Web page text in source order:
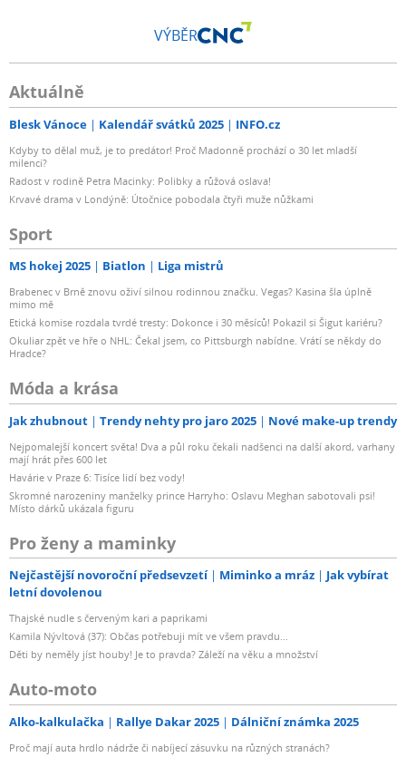
VÝBĚR
Aktuálně
Blesk Vánoce Kalendář svátků 2025 INFO.cz
Kdyby to dělal muž, je to predátor! Proč Madonně prochází o 30 let mladší
milenci?
Radost v rodině Petra Macinky: Polibky a růžová oslava!
Krvavé drama v Londýně: Útočnice pobodala čtyři muže nůžkami
Sport
MS hokej 2025 Biatlon Liga mistrů
Brabenec v Brně znovu oživí silnou rodinnou značku. Vegas? Kasina šla úplně
mimo mě
Etická komise rozdala tvrdé tresty: Dokonce i 30 měsíců! Pokazil si Šigut kariéru?
Okuliar zpět ve hře o NHL: Čekal jsem, co Pittsburgh nabídne. Vrátí se někdy do
Hradce?
Móda a krása
Jak zhubnout Trendy nehty pro jaro 2025 Nové make-up trendy
Nejpomalejší koncert světa! Dva a půl roku čekali nadšenci na další akord, varhany
mají hrát přes 600 let
Havárie v Praze 6: Tisíce lidí bez vody!
Skromné narozeniny manželky prince Harryho: Oslavu Meghan sabotovali psi!
Místo dárků ukázala figuru
Pro ženy a maminky
Nejčastější novoroční předsevzetí Miminko a mráz
Jak vybírat
letní dovolenou
Thajské nudle s červeným kari a paprikami
Kamila Nývltová (37): Občas potřebuji mít ve všem pravdu...
Děti by neměly jíst houby! Je to pravda? Záleží na věku a množství
Auto-moto
Alko-kalkulačka Rallye Dakar 2025 Dálniční známka 2025
Proč mají auta hrdlo nádrže či nabíjecí zásuvku na různých stranách?